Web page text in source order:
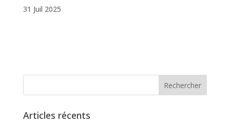
31 Juil 2025
Articles récents